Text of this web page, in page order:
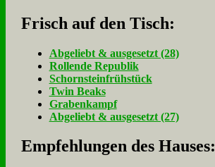
Frisch auf den Tisch:
Ab­ge­liebt & aus­ge­setzt (28)
Rol­len­de Re­pu­blik
Schorn­stein­früh­stück
Twin Beaks
Gra­ben­kampf
Ab­ge­liebt & aus­ge­setzt (27)
Empfehlungen des Hauses: